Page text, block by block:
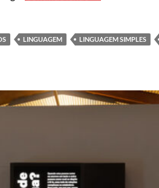
LINGUAGEM LINGUAGEM SIMPLES